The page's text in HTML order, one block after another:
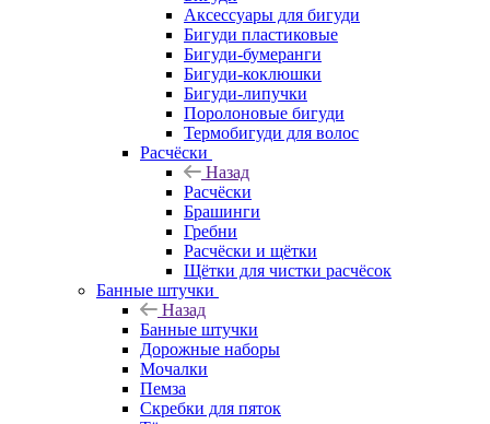
Аксессуары для бигуди
Бигуди пластиковые
Бигуди-бумеранги
Бигуди-коклюшки
Бигуди-липучки
Поролоновые бигуди
Термобигуди для волос
Расчёски
Назад
Расчёски
Брашинги
Гребни
Расчёски и щётки
Щётки для чистки расчёсок
Банные штучки
Назад
Банные штучки
Дорожные наборы
Мочалки
Пемза
Скребки для пяток